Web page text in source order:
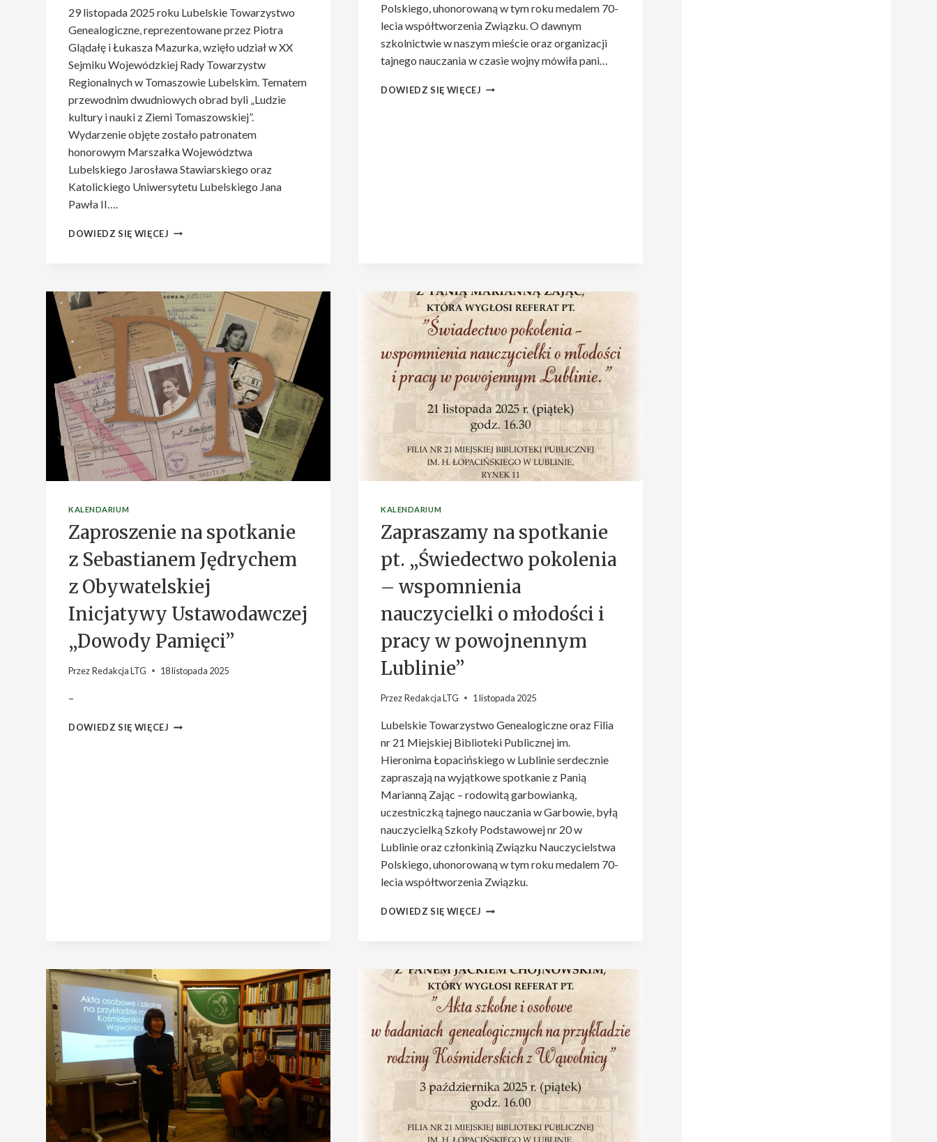
29 listopada 2025 roku Lubelskie Towarzystwo
Genealogiczne, reprezentowane przez Piotra
Glądałę i Łukasza Mazurka, wzięło udział w XX
Sejmiku Wojewódzkiej Rady Towarzystw
Regionalnych w Tomaszowie Lubelskim. Tematem
przewodnim dwudniowych obrad byli „Ludzie
kultury i nauki z Ziemi Tomaszowskiej”.
Wydarzenie objęte zostało patronatem
honorowym Marszałka Województwa
Lubelskiego Jarosława Stawiarskiego oraz
Katolickiego Uniwersytetu Lubelskiego Jana
Pawła II….
DOWIEDZ SIĘ WIĘCEJ SPRAWOZDANIE
W
XX
SEJMIKU
WOJEWÓDZKIEJ
RADY
TOWARZYSTW
REGIONALNYCH
W
TOMASZOWIE
LUBELSKIM.
Polskiego, uhonorowaną w tym roku medalem 70-
lecia współtworzenia Związku. O dawnym
szkolnictwie w naszym mieście oraz organizacji
tajnego nauczania w czasie wojny mówiła pani…
DOWIEDZ SIĘ WIĘCEJ OPIS
KALENDARIUM
Zaproszenie na spotkanie
z Sebastianem Jędrychem
z Obywatelskiej
Inicjatywy Ustawodawczej
„Dowody Pamięci”
PrzezRedakcja LTG 18 listopada 2025
–
DOWIEDZ SIĘ WIĘCEJ ZAPROSZENIE
KALENDARIUM
Zapraszamy na spotkanie
pt. „Świedectwo pokolenia
– wspomnienia
nauczycielki o młodości i
pracy w powojnennym
Lublinie”
PrzezRedakcja LTG 1 listopada 2025
Lubelskie Towarzystwo Genealogiczne oraz Filia
nr 21 Miejskiej Biblioteki Publicznej im.
Hieronima Łopacińskiego w Lublinie serdecznie
zapraszają na wyjątkowe spotkanie z Panią
Marianną Zając – rodowitą garbowianką,
uczestniczką tajnego nauczania w Garbowie, byłą
nauczycielką Szkoły Podstawowej nr 20 w
Lublinie oraz członkinią Związku Nauczycielstwa
Polskiego, uhonorowaną w tym roku medalem 70-
lecia współtworzenia Związku.
DOWIEDZ SIĘ WIĘCEJ ZAPRASZAMY
POKOLENIA
–
WSPOMNIENIA
NAUCZYCIELKI
O
MŁODOŚCI
I
PRACY
W
POWOJNENNYM
LUBLINIE”